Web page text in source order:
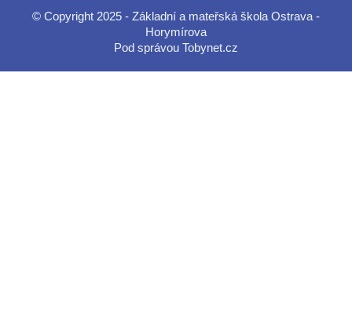
© Copyright 2025 - Základní a mateřská škola Ostrava -
Horymírova
Pod správou Tobynet.cz